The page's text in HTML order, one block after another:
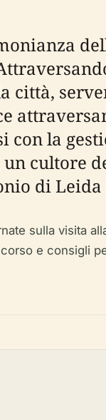
città,
la
cultore
di
sulla visita
e consigli